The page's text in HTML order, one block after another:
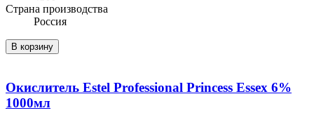
Cтрана производства
Россия
В корзину
Окислитель Estel Professional Princess Essex 6%
1000мл